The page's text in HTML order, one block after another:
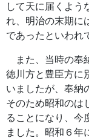
して天に届くよう
れ、明治の末期に
であったといわれ
また、当時の奉
徳川方と豊臣方に
いましたが、奉納
そのため昭和のは
ることになり、今
ました。昭和６年